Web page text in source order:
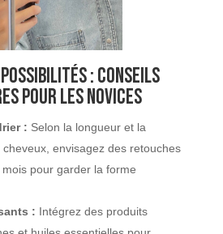
: conseils
pour les novices
: Selon la longueur et la
envisagez des retouches
pour garder la forme
: Intégrez des produits